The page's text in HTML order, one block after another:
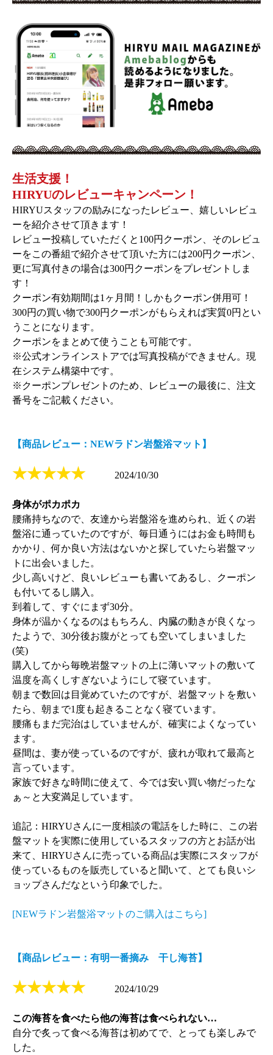
生活支援！
HIRYUのレビューキャンペーン！
HIRYUスタッフの励みになったレビュー、嬉しいレビュ
ーを紹介させて頂きます！
レビュー投稿していただくと100円クーポン、そのレビュ
ーをこの番組で紹介させて頂いた方には200円クーポン、
更に写真付きの場合は300円クーポンをプレゼントしま
す！
クーポン有効期間は1ヶ月間！しかもクーポン併用可！
300円の買い物で300円クーポンがもらえれば実質0円とい
うことになります。
クーポンをまとめて使うことも可能です。
※公式オンラインストアでは写真投稿ができません。現
在システム構築中です。
※クーポンプレゼントのため、レビューの最後に、注文
番号をご記載ください。
【商品レビュー：NEWラドン岩盤浴マット】
★★★★★2024/10/30
身体がポカポカ
腰痛持ちなので、友達から岩盤浴を進められ、近くの岩
盤浴に通っていたのですが、毎日通うにはお金も時間も
かかり、何か良い方法はないかと探していたら岩盤マッ
トに出会いました。
少し高いけど、良いレビューも書いてあるし、クーポン
も付いてるし購入。
到着して、すぐにまず30分。
身体が温かくなるのはもちろん、内臓の動きが良くなっ
たようで、30分後お腹がとっても空いてしまいました
(笑)
購入してから毎晩岩盤マットの上に薄いマットの敷いて
温度を高くしすぎないようにして寝ています。
朝まで数回は目覚めていたのですが、岩盤マットを敷い
たら、朝まで1度も起きることなく寝ています。
腰痛もまだ完治はしていませんが、確実によくなってい
ます。
昼間は、妻が使っているのですが、疲れが取れて最高と
言っています。
家族で好きな時間に使えて、今では安い買い物だったな
ぁ～と大変満足しています。
追記：HIRYUさんに一度相談の電話をした時に、この岩
盤マットを実際に使用しているスタッフの方とお話が出
来て、HIRYUさんに売っている商品は実際にスタッフが
使っているものを販売していると聞いて、とても良いシ
ョップさんだなという印象でした。
[NEWラドン岩盤浴マットのご購入はこちら]
【商品レビュー：有明一番摘み 干し海苔】
★★★★★2024/10/29
この海苔を食べたら他の海苔は食べられない…
自分で炙って食べる海苔は初めてで、とっても楽しみで
した。